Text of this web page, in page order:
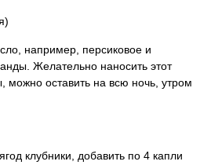
например, персиковое и
Желательно наносить этот
можно оставить на всю ночь, утром
клубники, добавить по 4 капли